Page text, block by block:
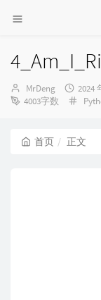
博
主：
MrDeng
发
布
2024
4003字数
分
首页 正文